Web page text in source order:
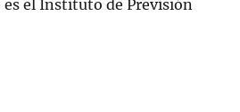
el Instituto de Previsión